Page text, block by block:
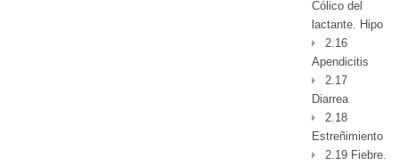
Cólico del
lactante. Hipo
2.16
Apendicitis
2.17
Diarrea
2.18
Estreñimiento
2.19 Fiebre.